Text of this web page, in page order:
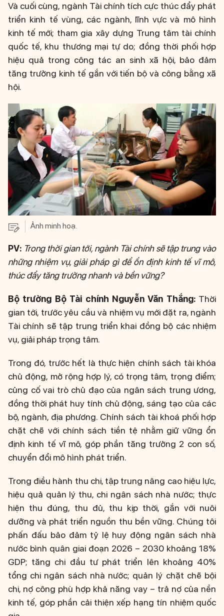
Và cuối cùng, ngành Tài chính tích cực thúc đẩy phát
triển kinh tế vùng, các ngành, lĩnh vực và mô hình
kinh tế mới; tham gia xây dựng Trung tâm tài chính
quốc tế, khu thương mại tự do; đồng thời phối hợp
hiệu quả trong công tác an sinh xã hội, bảo đảm
tăng trưởng kinh tế gắn với tiến bộ và công bằng xã
hội.
Ảnh minh hoạ.
PV: Trong thời gian tới, ngành Tài chính sẽ tập trung vào
những nhiệm vụ, giải pháp gì để ổn định kinh tế vĩ mô,
thúc đẩy tăng trưởng nhanh và bền vững?
Bộ trưởng Bộ Tài chính Nguyễn Văn Thắng: Thời
gian tới, trước yêu cầu và nhiệm vụ mới đặt ra, ngành
Tài chính sẽ tập trung triển khai đồng bộ các nhiệm
vụ, giải pháp trọng tâm.
Trong đó, trước hết là thực hiện chính sách tài khóa
chủ động, mở rộng hợp lý, có trọng tâm, trọng điểm;
củng cố vai trò chủ đạo của ngân sách trung ương,
đồng thời phát huy tính chủ động, sáng tạo của các
bộ, ngành, địa phương. Chính sách tài khoá phối hợp
chặt chẽ với chính sách tiền tệ nhằm giữ vững ổn
định kinh tế vĩ mô, góp phần tăng trưởng 2 con số,
chuyển đổi mô hình phát triển.
Trong điều hành thu chi, tập trung nâng cao hiệu lực,
hiệu quả quản lý thu, chi ngân sách nhà nước; thực
hiện thu đúng, thu đủ, thu kịp thời, gắn với nuôi
dưỡng và phát triển nguồn thu bền vững. Chúng tôi
phấn đấu bảo đảm tỷ lệ huy động ngân sách nhà
nước bình quân giai đoạn 2026 – 2030 khoảng 18%
GDP; tăng chi đầu tư phát triển lên khoảng 40%
tổng chi ngân sách nhà nước; quản lý chặt chẽ bội
chi, nợ công phù hợp khả năng vay – trả nợ của nền
kinh tế, góp phần cải thiện xếp hạng tín nhiệm quốc